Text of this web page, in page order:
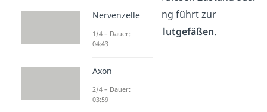
Seine Ausschüttung führt zur
Verengung von Blutgefäßen.
Nervenzelle
1/4 – Dauer:
04:43
Axon
2/4 – Dauer:
03:59